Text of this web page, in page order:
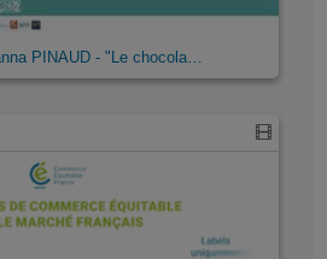
PINAUD - "Le chocola…